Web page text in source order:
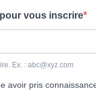
vous inscrire
Ex. : abc@xyz.com
avoir pris